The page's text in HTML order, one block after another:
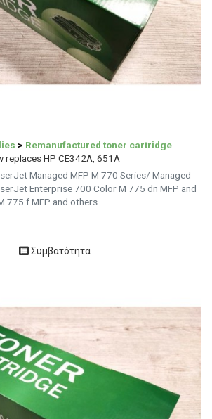
> Remanufactured toner cartridge
replaces HP CE342A, 651A
Managed MFP M 770 Series/ Managed
Enterprise 700 Color M 775 dn MFP and
775 f MFP and others
Συμβατότητα